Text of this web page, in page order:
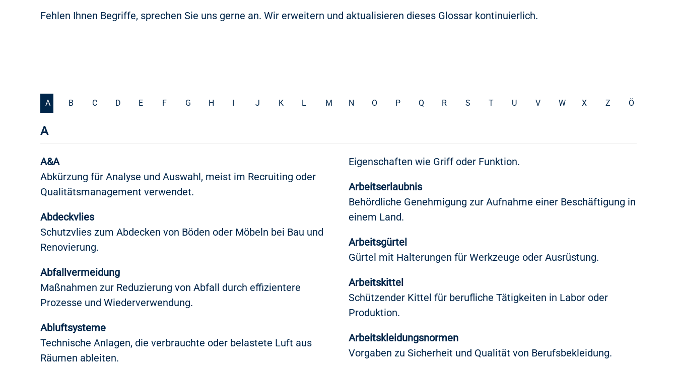
Fehlen Ihnen Begriffe, sprechen Sie uns gerne an. Wir erweitern und aktualisieren dieses Glossar kontinuierlich.
A B C D E F G H J K L M N O P Q R S T U V W X Z Ö
A
A&A
Abkürzung für Analyse und Auswahl, meist im Recruiting oder
Qualitätsmanagement verwendet.
Abdeckvlies
Schutzvlies zum Abdecken von Böden oder Möbeln bei Bau und
Renovierung.
Abfallvermeidung
Maßnahmen zur Reduzierung von Abfall durch effizientere
Prozesse und Wiederverwendung.
Abluftsysteme
Technische Anlagen, die verbrauchte oder belastete Luft aus
Räumen ableiten.
Eigenschaften wie Griff oder Funktion.
Arbeitserlaubnis
Behördliche Genehmigung zur Aufnahme einer Beschäftigung in
einem Land.
Arbeitsgürtel
Gürtel mit Halterungen für Werkzeuge oder Ausrüstung.
Arbeitskittel
Schützender Kittel für berufliche Tätigkeiten in Labor oder
Produktion.
Arbeitskleidungsnormen
Vorgaben zu Sicherheit und Qualität von Berufsbekleidung.